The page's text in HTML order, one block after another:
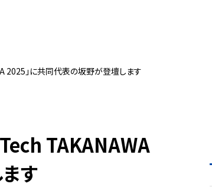
2025」に共同代表の坂野が登壇します
TAKANAWA
す